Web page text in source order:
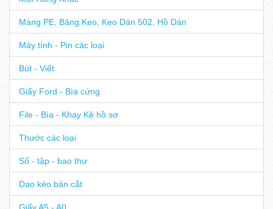
Màng PE, Băng Keo, Keo Dán 502, Hồ Dán
Máy tính - Pin các loại
Bút - Viết
Giấy Ford - Bìa cứng
File - Bìa - Khay Kệ hồ sơ
Thước các loại
Sổ - tập - bao thư
Dao kéo bàn cắt